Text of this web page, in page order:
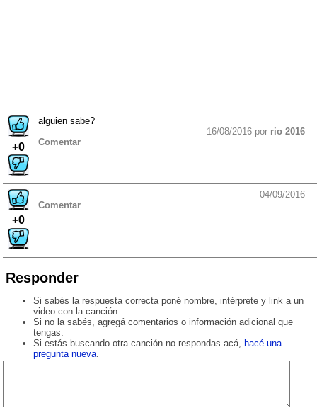
+0
alguien sabe?
16/08/2016 por rio 2016
Comentar
+0
04/09/2016
Comentar
Responder
Si sabés la respuesta correcta poné nombre, intérprete y link a un
video con la canción.
Si no la sabés, agregá comentarios o información adicional que
tengas.
Si estás buscando otra canción no respondas acá,
hacé una
pregunta nueva.